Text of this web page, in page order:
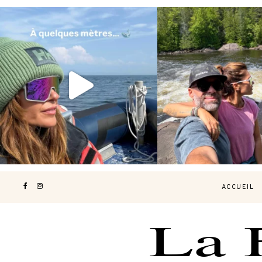
Voir une baleine en photo, c’est
impressionnant 🐋...
199
Les Laurentides, le
nature.
...
311 47
ACCUEIL